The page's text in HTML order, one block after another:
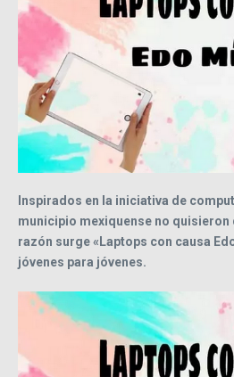
Inspirados en la iniciativa de
municipio mexiquense no
razón surge «Laptops con causa
jóvenes para jóvenes.